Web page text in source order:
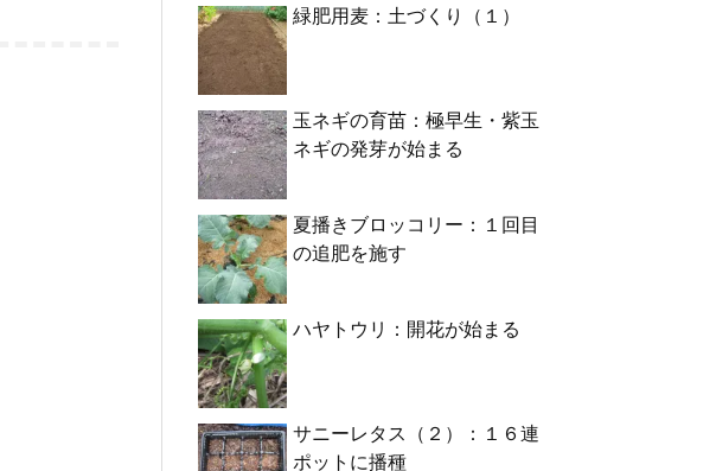
緑肥用麦：土づくり（１）
玉ネギの育苗：極早生・紫玉
ネギの発芽が始まる
夏播きブロッコリー：１回目
の追肥を施す
ハヤトウリ：開花が始まる
サニーレタス（２）：１６連
ポットに播種